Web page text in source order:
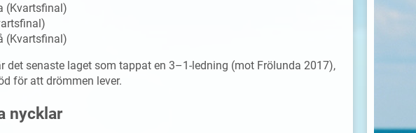
(Kvartsfinal)
(Kvartsfinal)
det senaste laget som tappat en 3–1-ledning (mot Frölunda 2017),
för att drömmen lever.
nycklar